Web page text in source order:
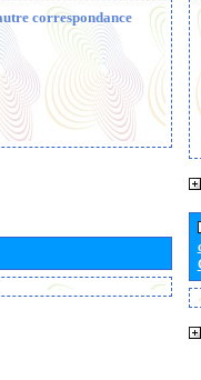
correspondance